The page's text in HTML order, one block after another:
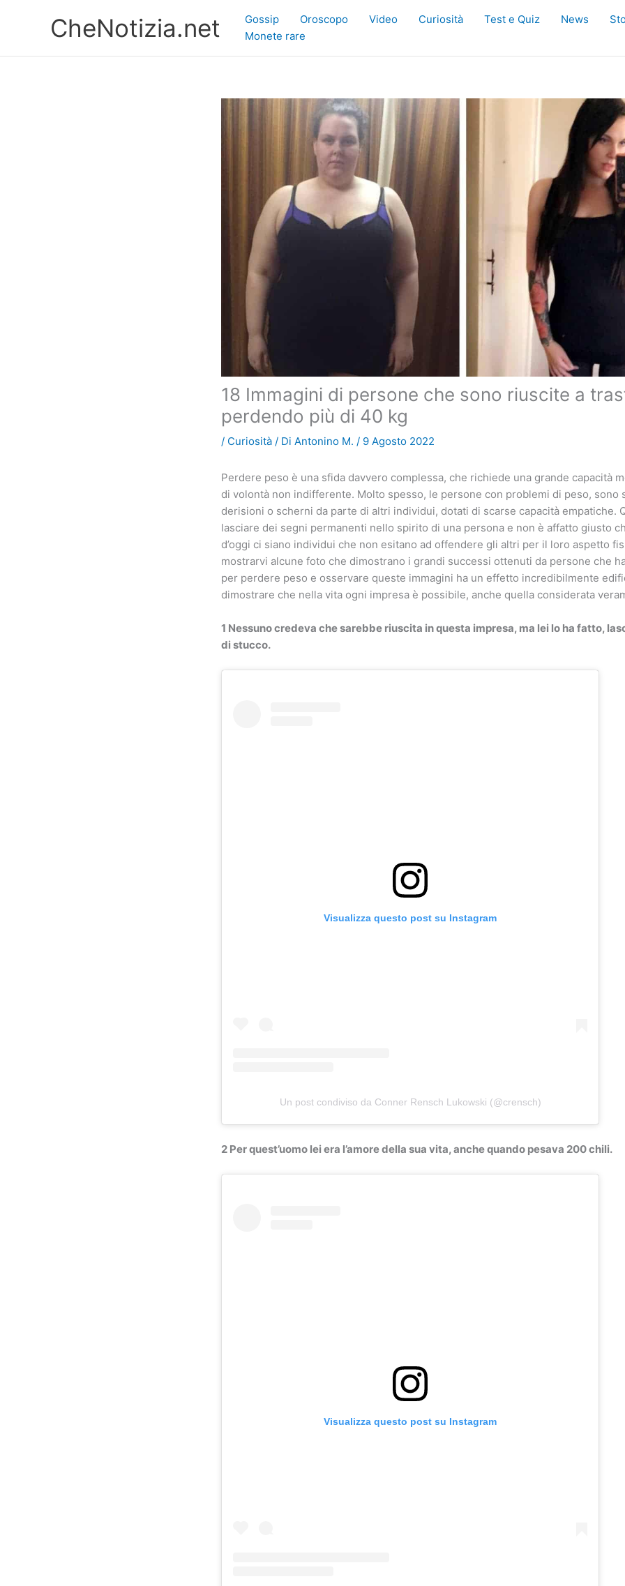
CheNotizia.net Gossip Oroscopo Video Curiosità Test e Quiz News
Monete rare
18 Immagini di persone che sono riuscite a
perdendo più di 40 kg
/ Curiosità / Di Antonino M. / 9 Agosto 2022
Perdere peso è una sfida davvero complessa, che richiede una grande capacità
di volontà non indifferente. Molto spesso, le persone con problemi di peso, sono
derisioni o scherni da parte di altri individui, dotati di scarse capacità empatiche.
lasciare dei segni permanenti nello spirito di una persona e non è affatto giusto
d’oggi ci siano individui che non esitano ad offendere gli altri per il loro aspetto
mostrarvi alcune foto che dimostrano i grandi successi ottenuti da persone che
per perdere peso e osservare queste immagini ha un effetto incredibilmente
dimostrare che nella vita ogni impresa è possibile, anche quella considerata
1 Nessuno credeva che sarebbe riuscita in questa impresa, ma lei lo ha fatto,
di stucco.
Visualizza questo post su Instagram
Un post condiviso da Conner Rensch Lukowski (@crensch)
2 Per quest’uomo lei era l’amore della sua vita, anche quando pesava 200 chili.
Visualizza questo post su Instagram